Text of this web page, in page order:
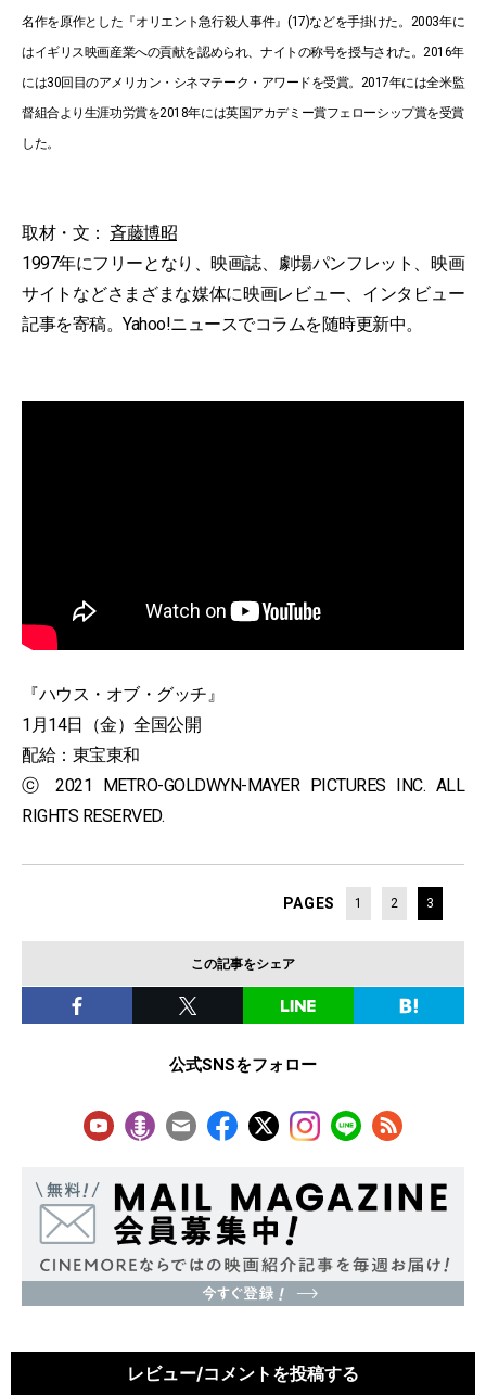
名作を原作とした『オリエント急行殺人事件』(17)などを手掛けた。2003年に
はイギリス映画産業への貢献を認められ、ナイトの称号を授与された。2016年
には30回目のアメリカン・シネマテーク・アワードを受賞。2017年には全米監
督組合より生涯功労賞を2018年には英国アカデミー賞フェローシップ賞を受賞
した。
取材・文： 斉藤博昭
1997年にフリーとなり、映画誌、劇場パンフレット、映画
サイトなどさまざまな媒体に映画レビュー、インタビュー
記事を寄稿。Yahoo!ニュースでコラムを随時更新中。
『ハウス・オブ・グッチ』
1月14日（金）全国公開
配給：東宝東和
ⓒ 2021 METRO-GOLDWYN-MAYER PICTURES INC. ALL
RIGHTS RESERVED.
PAGES 1 2 3
この記事をシェア
公式SNSをフォロー
レビュー/コメントを投稿する